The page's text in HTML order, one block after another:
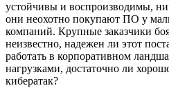
устойчивы и воспроизводимы,
они неохотно покупают ПО у
компаний. Крупные заказчики
неизвестно, надежен ли этот
работать в корпоративном
нагрузками, достаточно ли
кибератак?